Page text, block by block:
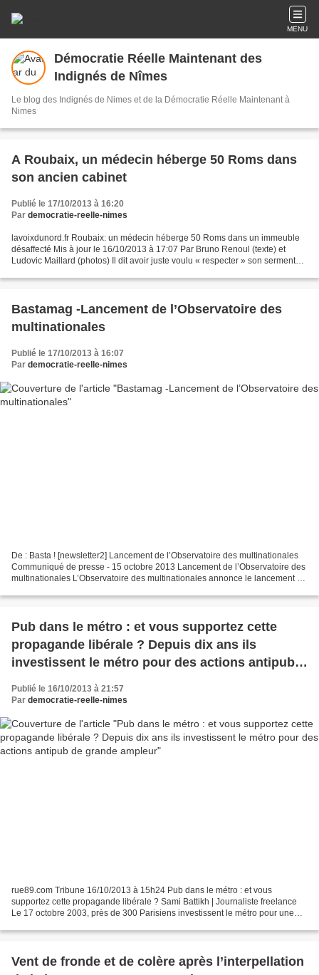
MENU
Démocratie Réelle Maintenant des
Indignés de Nîmes
Le blog des Indignés de Nimes et de la Démocratie Réelle Maintenant à
Nimes
A Roubaix, un médecin héberge 50 Roms dans
son ancien cabinet
Publié le 17/10/2013 à 16:20
Par democratie-reelle-nimes
lavoixdunord.fr Roubaix: un médecin héberge 50 Roms dans un immeuble
désaffecté Mis à jour le 16/10/2013 à 17:07 Par Bruno Renoul (texte) et
Ludovic Maillard (photos) Il dit avoir juste voulu « respecter » son serment
Bastamag -Lancement de l’Observatoire des
multinationales
Publié le 17/10/2013 à 16:07
Par democratie-reelle-nimes
De : Basta ! [newsletter2] Lancement de l’Observatoire des multinationales
Communiqué de presse - 15 octobre 2013 Lancement de l’Observatoire des
multinationales L’Observatoire des multinationales annonce le lancement de
Pub dans le métro : et vous supportez cette
propagande libérale ? Depuis dix ans ils
investissent le métro pour des actions antipub
Publié le 16/10/2013 à 21:57
Par democratie-reelle-nimes
rue89.com Tribune 16/10/2013 à 15h24 Pub dans le métro : et vous
supportez cette propagande libérale ? Sami Battikh | Journaliste freelance
Le 17 octobre 2003, près de 300 Parisiens investissent le métro pour une
Vent de fronde et de colère après l’interpellation